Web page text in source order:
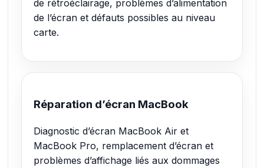
de rétroéclairage, problèmes d’alimentation
de l’écran et défauts possibles au niveau
carte.
Réparation d’écran MacBook
Diagnostic d’écran MacBook Air et
MacBook Pro, remplacement d’écran et
problèmes d’affichage liés aux dommages